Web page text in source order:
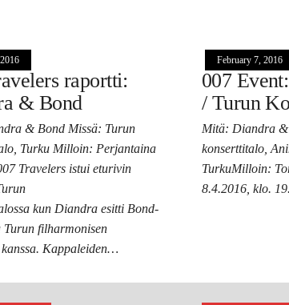
raportti:
& Bond
& Bond Missä: Turun
Turku Milloin: Perjantaina
Travelers istui eturivin
kun Diandra esitti Bond-
Turun filharmonisen
Kappaleiden…
February 7, 2016
007
/ Turun
Mitä: Diandra
konserttitalo,
TurkuMilloin:
8.4.2016, klo.